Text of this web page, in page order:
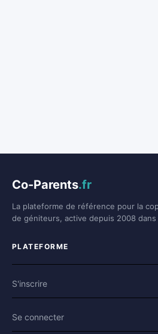
Co-Parents.fr
La plateforme de référence pour la
de géniteurs, active depuis 2008
PLATEFORME
S'inscrire
Se connecter